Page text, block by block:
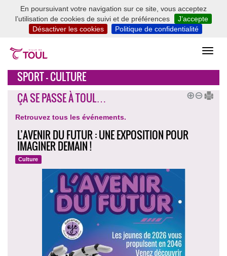
En poursuivant votre navigation sur ce site, vous acceptez
l’utilisation de cookies de suivi et de préférences
J’accepte
Désactiver les cookies
Politique de confidentialité
SPORT - CULTURE
ÇA SE PASSE À TOUL…
Retrouvez tous les événements.
L’AVENIR DU FUTUR : UNE EXPOSITION POUR
IMAGINER DEMAIN !
Culture